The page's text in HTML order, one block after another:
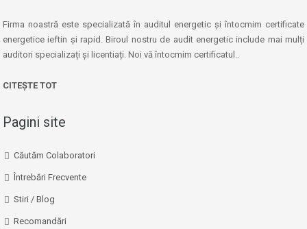
Firma noastră este specializată în auditul energetic și întocmim certificate
energetice ieftin și rapid. Biroul nostru de audit energetic include mai mulți
auditori specializați și licentiați. Noi vă întocmim certificatul..
CITEȘTE TOT
Pagini site
Căutăm Colaboratori
Întrebări Frecvente
Stiri / Blog
Recomandări